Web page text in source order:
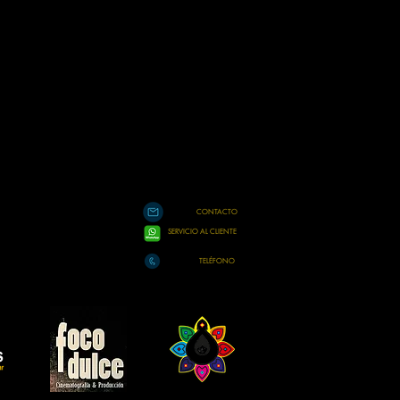
CONTACTO
SERVICIO AL CLIENTE
TELÉFONO